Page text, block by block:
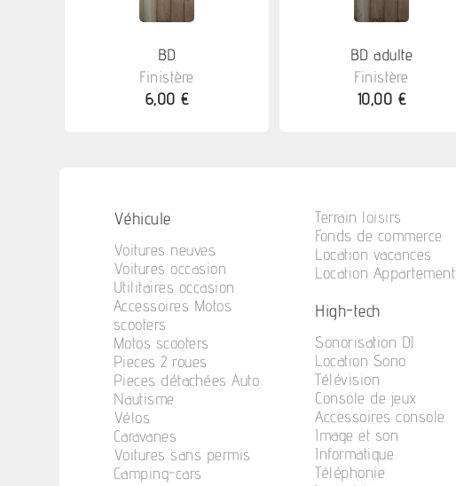
BD
Finistère
6,00 €
BD adulte
Finistère
10,00 €
Véhicule
Voitures neuves
Voitures occasion
Utilitaires occasion
Accessoires Motos
scooters
Motos scooters
Pieces 2 roues
Pieces détachées Auto
Nautisme
Vélos
Caravanes
Voitures sans permis
Camping-cars
Terrain loisirs
Fonds de commerce
Location vacances
Location Appartement
High-tech
Sonorisation DJ
Location Sono
Télévision
Console de jeux
Accessoires console
Image et son
Informatique
Téléphonie